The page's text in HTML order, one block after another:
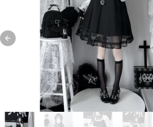
Previous slide